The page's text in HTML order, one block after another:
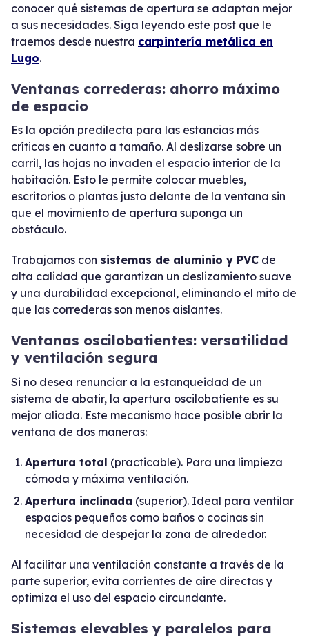
conocer qué sistemas de apertura se adaptan mejor
a sus necesidades. Siga leyendo este post que le
traemos desde nuestra carpintería metálica en
Lugo.
Ventanas correderas: ahorro máximo
de espacio
Es la opción predilecta para las estancias más
críticas en cuanto a tamaño. Al deslizarse sobre un
carril, las hojas no invaden el espacio interior de la
habitación. Esto le permite colocar muebles,
escritorios o plantas justo delante de la ventana sin
que el movimiento de apertura suponga un
obstáculo.
Trabajamos con sistemas de aluminio y PVC de
alta calidad que garantizan un deslizamiento suave
y una durabilidad excepcional, eliminando el mito de
que las correderas son menos aislantes.
Ventanas oscilobatientes: versatilidad
y ventilación segura
Si no desea renunciar a la estanqueidad de un
sistema de abatir, la apertura oscilobatiente es su
mejor aliada. Este mecanismo hace posible abrir la
ventana de dos maneras:
Apertura total (practicable). Para una limpieza
cómoda y máxima ventilación.
Apertura inclinada (superior). Ideal para ventilar
espacios pequeños como baños o cocinas sin
necesidad de despejar la zona de alrededor.
Al facilitar una ventilación constante a través de la
parte superior, evita corrientes de aire directas y
optimiza el uso del espacio circundante.
Sistemas elevables y paralelos para